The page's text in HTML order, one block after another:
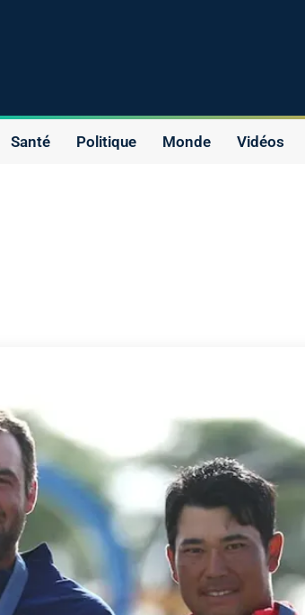
Santé Politique Monde Vidéos